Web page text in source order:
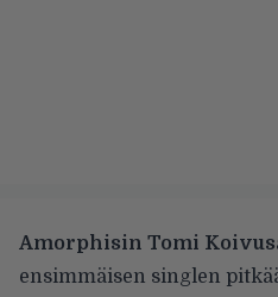
Amorphisin Tomi
ensimmäisen singlen